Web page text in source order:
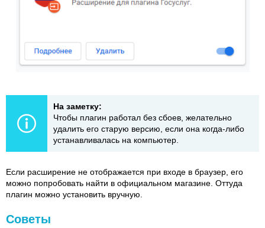
На заметку:
Чтобы плагин работал без сбоев, желательно
удалить его старую версию, если она когда-либо
устанавливалась на компьютер.
Если расширение не отображается при входе в браузер, его
можно попробовать найти в официальном магазине. Оттуда
плагин можно установить вручную.
Советы